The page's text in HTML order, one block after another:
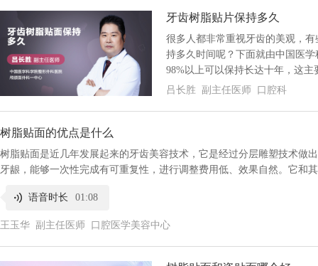
牙齿树脂贴片保持多久
很多人都非常重视牙齿的美观，
持多久时间呢？下面就由中国医
98%以上可以保持长达十年，这
吕长胜 副主任医师 口腔科
树脂贴面的优点是什么
树脂贴面是近几年发展起来的牙齿美容技术，它是经过分层雕塑技术做
牙龈，能够一次性完成有可重复性，进行调整费用低、效果自然。它和
语音时长 01:08
王玉华 副主任医师 口腔医学美容中心